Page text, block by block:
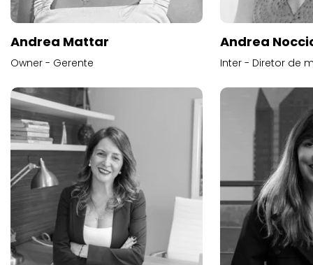
Andrea Mattar
Owner - Gerente
Andrea
Inter - Diretor de